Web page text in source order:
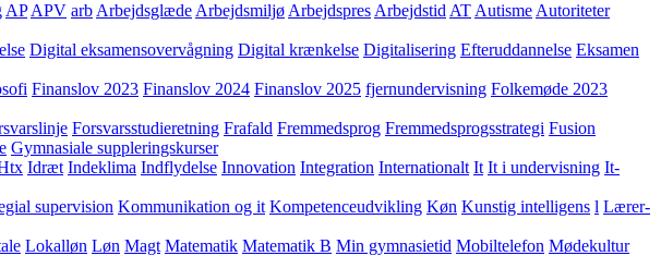
AP APV arb Arbejdsglæde Arbejdsmiljø Arbejdspres Arbejdstid AT Autisme Autoriteter
Digital eksamensovervågning Digital krænkelse Digitalisering Efteruddannelse Eksamen
Finanslov 2023 Finanslov 2024 Finanslov 2025 fjernundervisning Folkemøde 2023
Forsvarsstudieretning Frafald Fremmedsprog Fremmedsprogsstrategi Fusion
Gymnasiale suppleringskurser
Idræt Indeklima Indflydelse Innovation Integration Internationalt It It i undervisning It-
supervision Kommunikation og it Kompetenceudvikling Køn Kunstig intelligens l Lærer-
Lokalløn Løn Magt Matematik Matematik B Min gymnasietid Mobiltelefon Mødekultur